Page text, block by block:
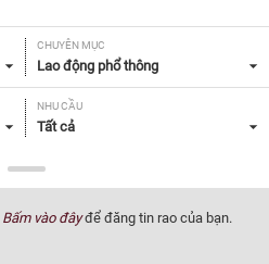
CHUYÊN MỤC
Lao động phổ thông
NHU CẦU
Tất cả
Bấm vào đâyđể đăng tin rao của bạn.